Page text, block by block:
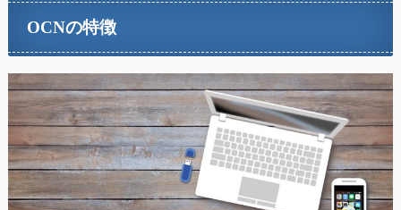
OCNの特徴